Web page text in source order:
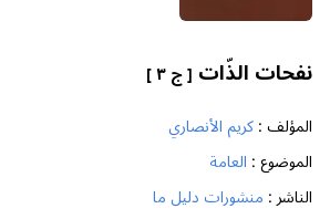
نفحات الذّات [ ج ٣ ]
المؤلف :كريم الأنصاري
الموضوع : العامة
الناشر : منشورات دليل ما